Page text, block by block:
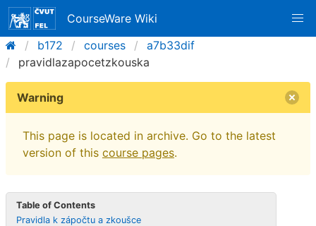
CourseWare Wiki
b172
courses
a7b33dif
pravidlazapocetzkouska
Warning
This page is located in archive. Go to the latest
version of this course pages.
Table of Contents
Pravidla k zápočtu a zkoušce